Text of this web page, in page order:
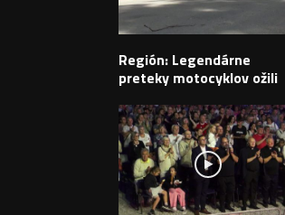
Región: Legendárne
preteky motocyklov ožili